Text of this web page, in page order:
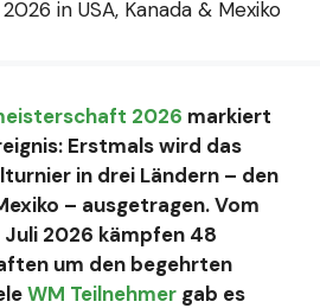
2026 markiert
Erstmals wird das
in drei Ländern – den
– ausgetragen. Vom
Juli 2026 kämpfen 48
um den begehrten
WM Teilnehmer gab es